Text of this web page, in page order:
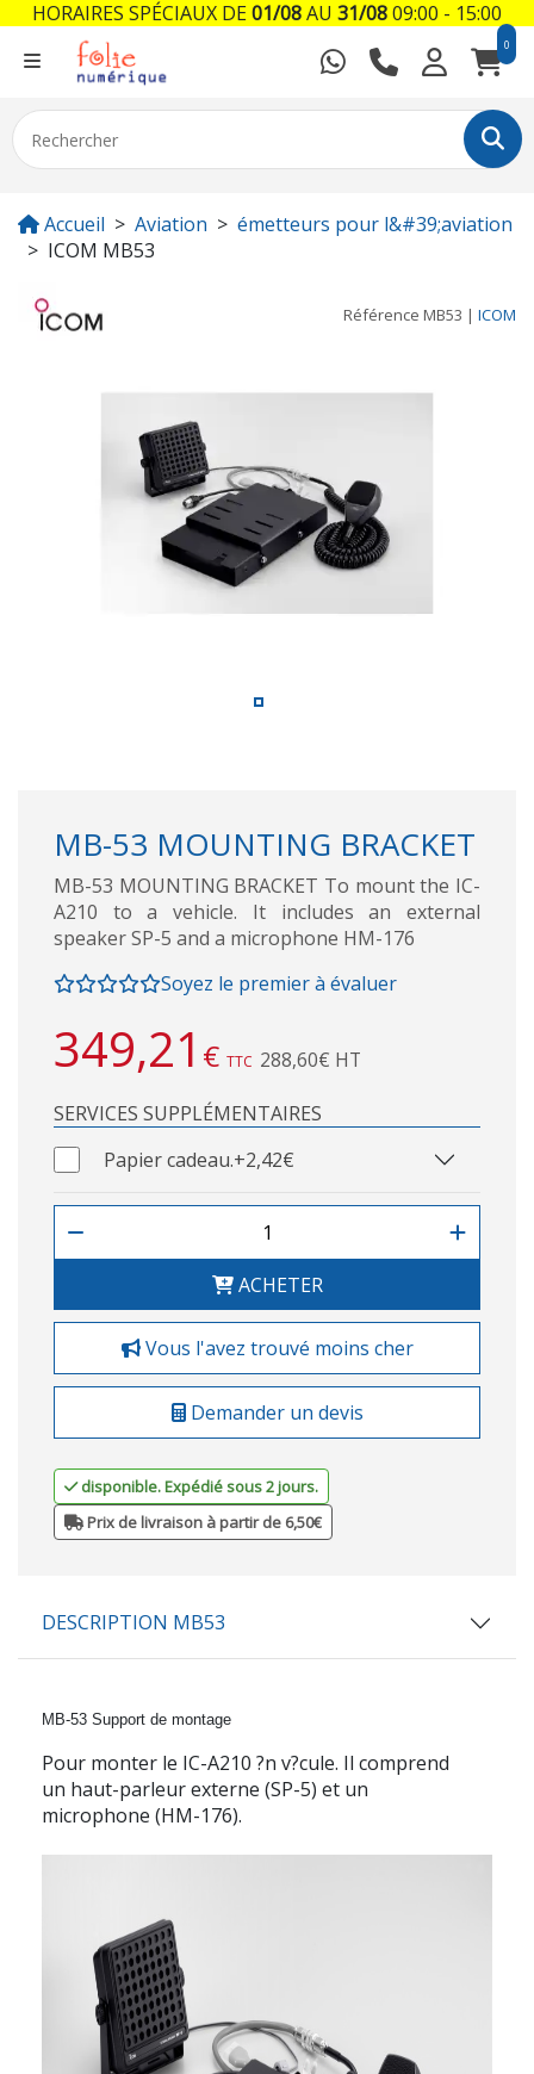
0
Accueil Aviation
émetteurs pour l&#39;aviation
ICOM MB53
Référence MB53 | ICOM
MB-53 MOUNTING BRACKET
MB-53 MOUNTING BRACKET To mount the IC-
A210 to a vehicle. It includes an external
speaker SP-5 and a microphone HM-176
Soyez le premier à évaluer
349,21 € TTC 288,60€ HT
SERVICES SUPPLÉMENTAIRES
Papier cadeau.+2,42€
ACHETER
Vous l'avez trouvé moins cher
Demander un devis
disponible. Expédié sous 2 jours.
Prix de livraison à partir de 6,50€
DESCRIPTION MB53
MB-53 Support de montage
Pour monter le IC-A210 ?n v?cule. Il comprend
un haut-parleur externe (SP-5) et un
microphone (HM-176).
HORAIRES SPÉCIAUX DE01/08AU 31/0809:00 - 15:00